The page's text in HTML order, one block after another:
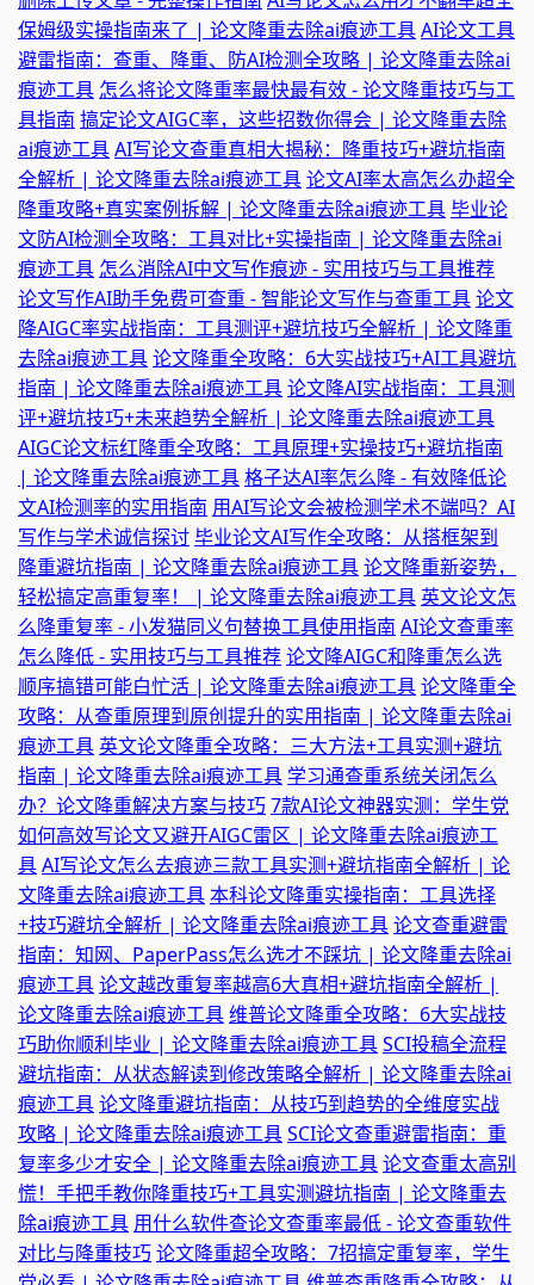
保姆级实操指南来了 | 论文降重去除ai痕迹工具AI论文工具
避雷指南：查重、降重、防AI检测全攻略 | 论文降重去除ai
痕迹工具 怎么将论文降重率最快最有效 - 论文降重技巧与工
具指南 搞定论文AIGC率，这些招数你得会 | 论文降重去除
ai痕迹工具AI写论文查重真相大揭秘：降重技巧+避坑指南
全解析 | 论文降重去除ai痕迹工具论文AI率太高怎么办超全
降重攻略+真实案例拆解 | 论文降重去除ai痕迹工具毕业论
文防AI检测全攻略：工具对比+实操指南 | 论文降重去除ai
痕迹工具 怎么消除AI中文写作痕迹 - 实用技巧与工具推荐
论文写作AI助手免费可查重 - 智能论文写作与查重工具论文
降AIGC率实战指南：工具测评+避坑技巧全解析 | 论文降重
去除ai痕迹工具论文降重全攻略：6大实战技巧+AI工具避坑
指南 | 论文降重去除ai痕迹工具论文降AI实战指南：工具测
评+避坑技巧+未来趋势全解析 | 论文降重去除ai痕迹工具
AIGC论文标红降重全攻略：工具原理+实操技巧+避坑指南
| 论文降重去除ai痕迹工具格子达AI率怎么降 - 有效降低论
文AI检测率的实用指南 用AI写论文会被检测学术不端吗？AI
写作与学术诚信探讨毕业论文AI写作全攻略：从搭框架到
降重避坑指南 | 论文降重去除ai痕迹工具论文降重新姿势，
轻松搞定高重复率！ | 论文降重去除ai痕迹工具 英文论文怎
么降重复率 - 小发猫同义句替换工具使用指南 AI论文查重率
怎么降低 - 实用技巧与工具推荐论文降AIGC和降重怎么选
顺序搞错可能白忙活 | 论文降重去除ai痕迹工具论文降重全
攻略：从查重原理到原创提升的实用指南 | 论文降重去除ai
痕迹工具 英文论文降重全攻略：三大方法+工具实测+避坑
指南 | 论文降重去除ai痕迹工具 学习通查重系统关闭怎么
办？论文降重解决方案与技巧7款AI论文神器实测：学生党
如何高效写论文又避开AIGC雷区 | 论文降重去除ai痕迹工
具AI写论文怎么去痕迹三款工具实测+避坑指南全解析 | 论
文降重去除ai痕迹工具本科论文降重实操指南：工具选择
+技巧避坑全解析 | 论文降重去除ai痕迹工具论文查重避雷
指南：知网、PaperPass怎么选才不踩坑 | 论文降重去除ai
痕迹工具论文越改重复率越高6大真相+避坑指南全解析 |
论文降重去除ai痕迹工具维普论文降重全攻略：6大实战技
巧助你顺利毕业 | 论文降重去除ai痕迹工具SCI投稿全流程
避坑指南：从状态解读到修改策略全解析 | 论文降重去除ai
痕迹工具论文降重避坑指南：从技巧到趋势的全维度实战
攻略 | 论文降重去除ai痕迹工具SCI论文查重避雷指南：重
复率多少才安全 | 论文降重去除ai痕迹工具论文查重太高别
慌！手把手教你降重技巧+工具实测避坑指南 | 论文降重去
除ai痕迹工具 用什么软件查论文查重率最低 - 论文查重软件
对比与降重技巧论文降重超全攻略：7招搞定重复率，学生